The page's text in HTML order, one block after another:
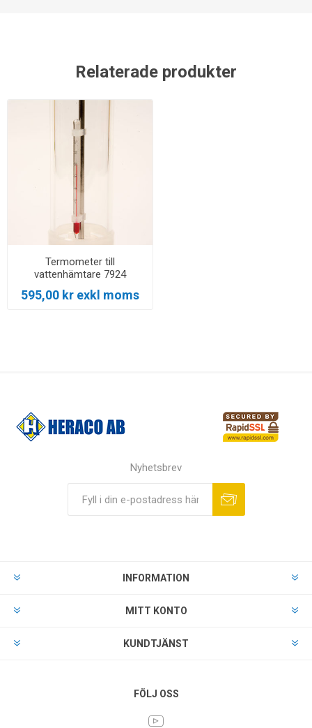
Relaterade produkter
Termometer till
vattenhämtare 7924
595,00 kr exkl moms
Nyhetsbrev
INFORMATION
MITT KONTO
KUNDTJÄNST
FÖLJ OSS